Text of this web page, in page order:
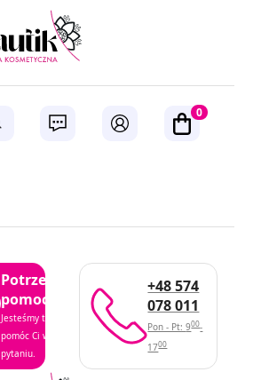
0
Potrzebujesz
pomocy?
Jesteśmy tutaj, aby
pomóc Ci w każdym
pytaniu.
+48 574
078 011
Pon - Pt: 900-
1700